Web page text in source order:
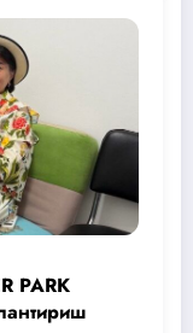
PARK